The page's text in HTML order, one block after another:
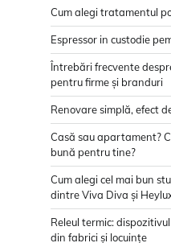
Cum alegi tratamentul
Espressor in custodie
Întrebări frecvente
pentru firme și branduri
Renovare simplă, efect
Casă sau apartament?
bună pentru tine?
Cum alegi cel mai bun
dintre Viva Diva și
Releul termic:
din fabrici și locuințe